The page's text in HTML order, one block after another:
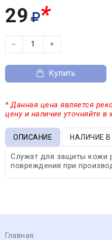
29 *
− +
Купить
* Данная цена является
цену и наличие уточняйте в
ОПИСАНИЕ НАЛИЧИЕ
Служат для защиты кожи
повреждения при
Главная